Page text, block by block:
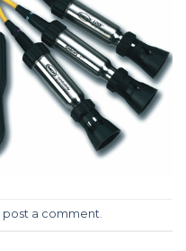
post a comment